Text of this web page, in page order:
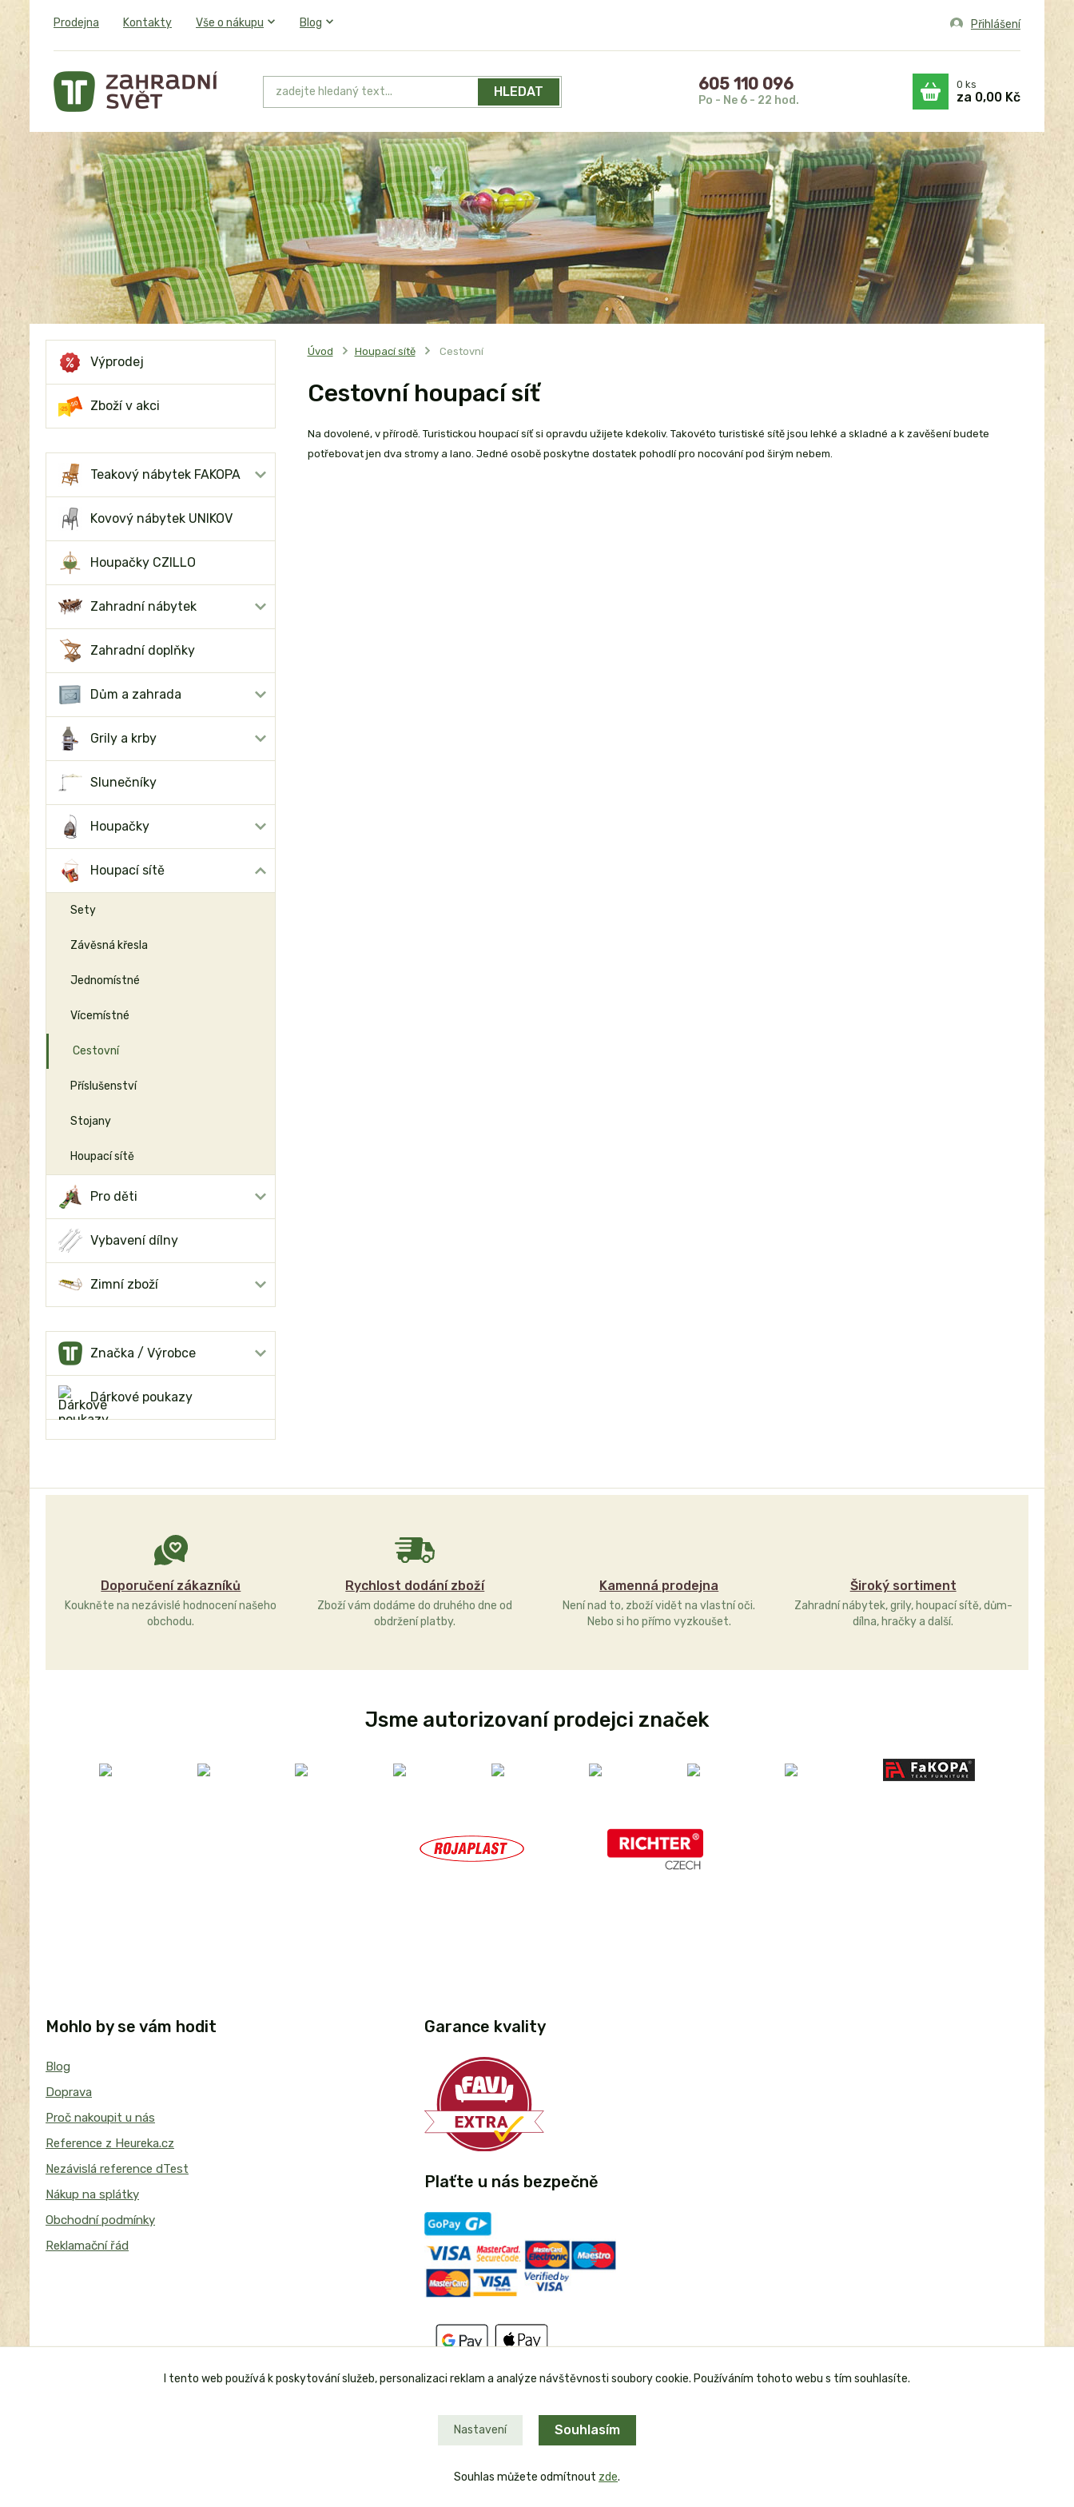
Prodejna Kontakty Vše o nákupu Blog Přihlášení
HLEDAT 605 110 096
Po - Ne 6 - 22 hod.
0 ks
za 0,00 Kč
Výprodej
Zboží v akci
Teakový nábytek FAKOPA
Kovový nábytek UNIKOV
Houpačky CZILLO
Zahradní nábytek
Zahradní doplňky
Dům a zahrada
Grily a krby
Slunečníky
Houpačky
Houpací sítě
Sety
Závěsná křesla
Jednomístné
Vícemístné
Cestovní
Příslušenství
Stojany
Houpací sítě
Pro děti
Vybavení dílny
Zimní zboží
Značka / Výrobce
Dárkové poukazy
Úvod Houpací sítě Cestovní
Cestovní houpací síť
Na dovolené, v přírodě. Turistickou houpací síť si opravdu užijete kdekoliv. Takovéto turistiské sítě jsou lehké a skladné a k zavěšení budete
potřebovat jen dva stromy a lano. Jedné osobě poskytne dostatek pohodlí pro nocování pod širým nebem.
Doporučení zákazníků
Koukněte na nezávislé hodnocení našeho
obchodu.
Rychlost dodání zboží
Zboží vám dodáme do druhého dne od
obdržení platby.
Kamenná prodejna
Není nad to, zboží vidět na vlastní oči.
Nebo si ho přímo vyzkoušet.
Široký sortiment
Zahradní nábytek, grily, houpací sítě, dům-
dílna, hračky a další.
Jsme autorizovaní prodejci značek
Mohlo by se vám hodit
Blog
Doprava
Proč nakoupit u nás
Reference z Heureka.cz
Nezávislá reference dTest
Nákup na splátky
Obchodní podmínky
Reklamační řád
Garance kvality
Plaťte u nás bezpečně
I tento web používá k poskytování služeb, personalizaci reklam a analýze návštěvnosti soubory cookie. Používáním tohoto webu s tím souhlasíte.
Nastavení Souhlasím
Souhlas můžete odmítnout zde.